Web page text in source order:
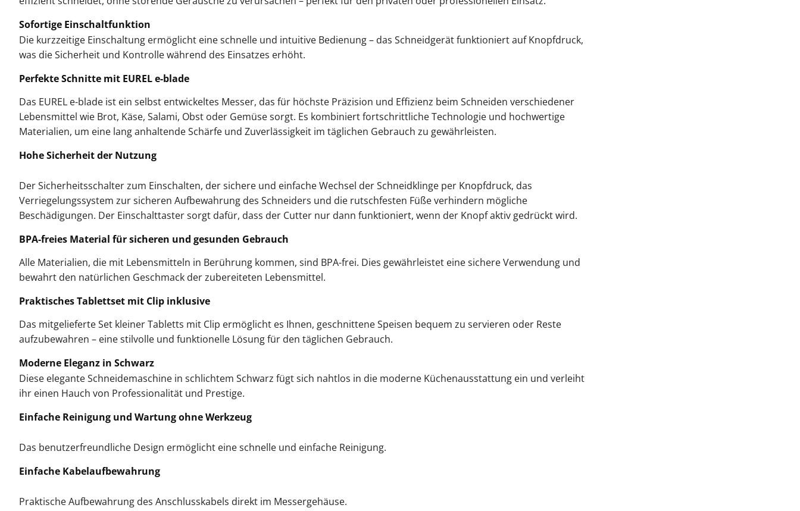
Sofortige Einschaltfunktion
Die kurzzeitige Einschaltung ermöglicht eine schnelle und intuitive Bedienung – das Schneidgerät funktioniert auf Knopfdruck,
was die Sicherheit und Kontrolle während des Einsatzes erhöht.
Perfekte Schnitte mit EUREL e-blade
Das EUREL e-blade ist ein selbst entwickeltes Messer, das für höchste Präzision und Effizienz beim Schneiden verschiedener
Lebensmittel wie Brot, Käse, Salami, Obst oder Gemüse sorgt. Es kombiniert fortschrittliche Technologie und hochwertige
Materialien, um eine lang anhaltende Schärfe und Zuverlässigkeit im täglichen Gebrauch zu gewährleisten.
Hohe Sicherheit der Nutzung
Der Sicherheitsschalter zum Einschalten, der sichere und einfache Wechsel der Schneidklinge per Knopfdruck, das
Verriegelungssystem zur sicheren Aufbewahrung des Schneiders und die rutschfesten Füße verhindern mögliche
Beschädigungen. Der Einschalttaster sorgt dafür, dass der Cutter nur dann funktioniert, wenn der Knopf aktiv gedrückt wird.
BPA-freies Material für sicheren und gesunden Gebrauch
Alle Materialien, die mit Lebensmitteln in Berührung kommen, sind BPA-frei. Dies gewährleistet eine sichere Verwendung und
bewahrt den natürlichen Geschmack der zubereiteten Lebensmittel.
Praktisches Tablettset mit Clip inklusive
Das mitgelieferte Set kleiner Tabletts mit Clip ermöglicht es Ihnen, geschnittene Speisen bequem zu servieren oder Reste
aufzubewahren – eine stilvolle und funktionelle Lösung für den täglichen Gebrauch.
Moderne Eleganz in Schwarz
Diese elegante Schneidemaschine in schlichtem Schwarz fügt sich nahtlos in die moderne Küchenausstattung ein und verleiht
ihr einen Hauch von Professionalität und Prestige.
Einfache Reinigung und Wartung ohne Werkzeug
Das benutzerfreundliche Design ermöglicht eine schnelle und einfache Reinigung.
Einfache Kabelaufbewahrung
Praktische Aufbewahrung des Anschlusskabels direkt im Messergehäuse.